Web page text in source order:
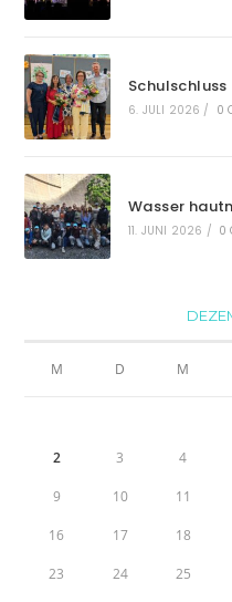
Schulschluss
6. JULI 2026 / 0
Wasser
11. JUNI 2026 / 0
M D M
2 3 4
9 10 11
16 17 18
23 24 25